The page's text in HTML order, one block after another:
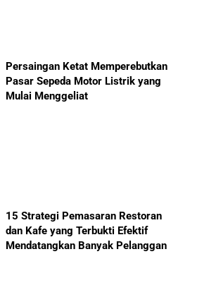
Persaingan Ketat Memperebutkan
Pasar Sepeda Motor Listrik yang
Mulai Menggeliat
15 Strategi Pemasaran Restoran
dan Kafe yang Terbukti Efektif
Mendatangkan Banyak Pelanggan